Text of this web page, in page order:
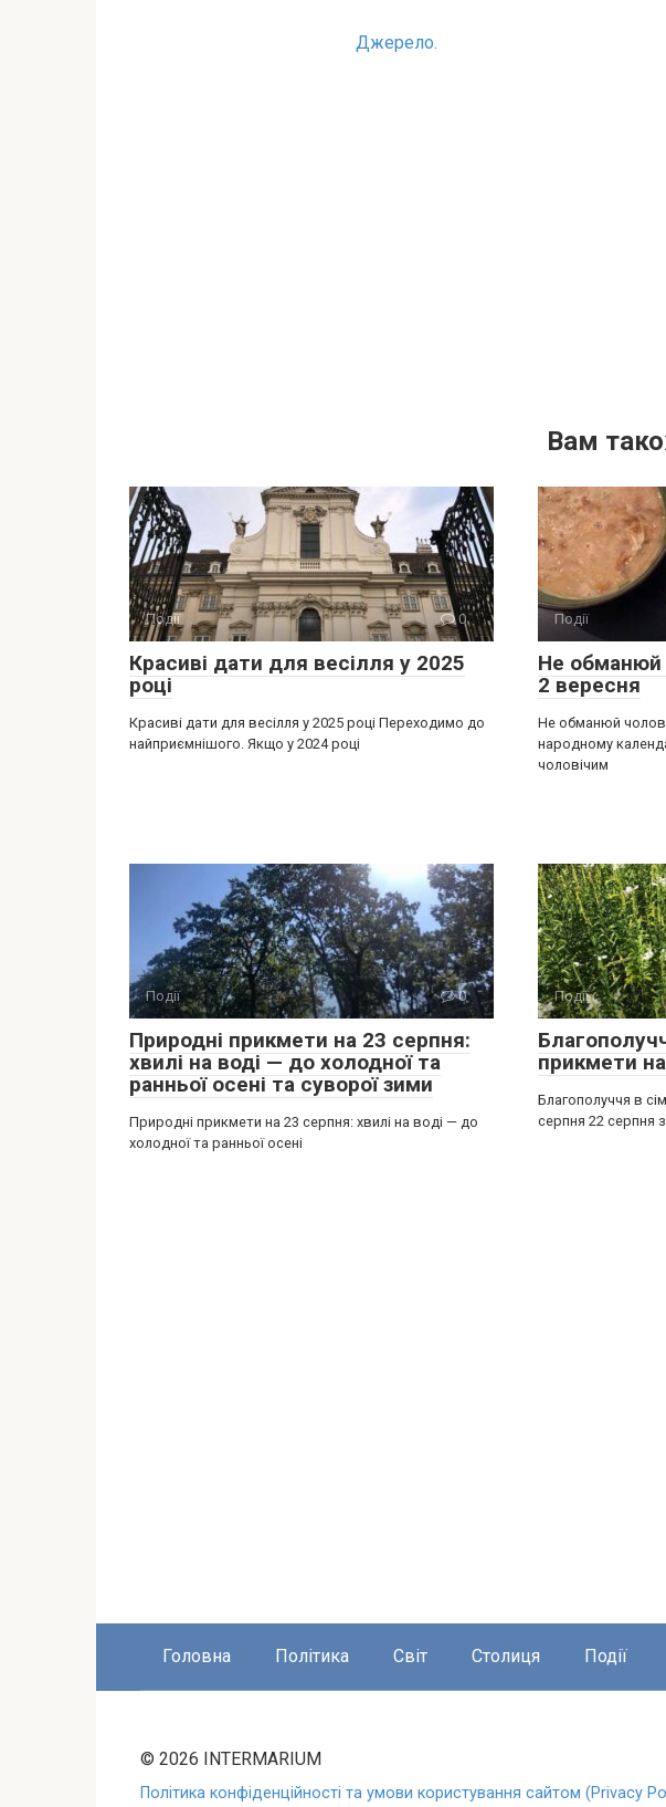
Джерело.
Вам
Події 0
Красиві дати для весілля у 2025
році
Красиві дати для весілля у 2025 році Переходимо до
найприємнішого. Якщо у 2024 році
Події
Не обманюй
2 вересня
Не обманюй
народному
чоловічим
Події 0
Природні прикмети на 23 серпня:
хвилі на воді — до холодної та
ранньої осені та суворої зими
Природні прикмети на 23 серпня: хвилі на воді — до
холодної та ранньої осені
Події
прикмети
Благополуччя в
серпня 22 серпня
Головна Політика Світ Столиця Події
© 2026 INTERMARIUM
Політика конфіденційності та умови користування сайтом (Privacy